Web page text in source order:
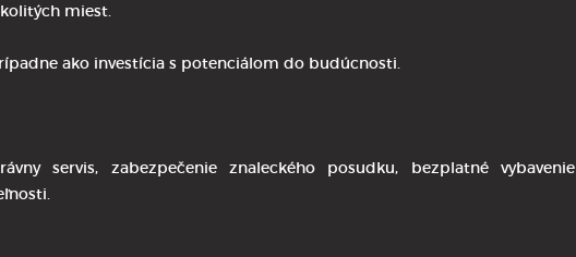
miest.
ako investícia s potenciálom do budúcnosti.
servis, zabezpečenie znaleckého posudku, bezplatné vybavenie